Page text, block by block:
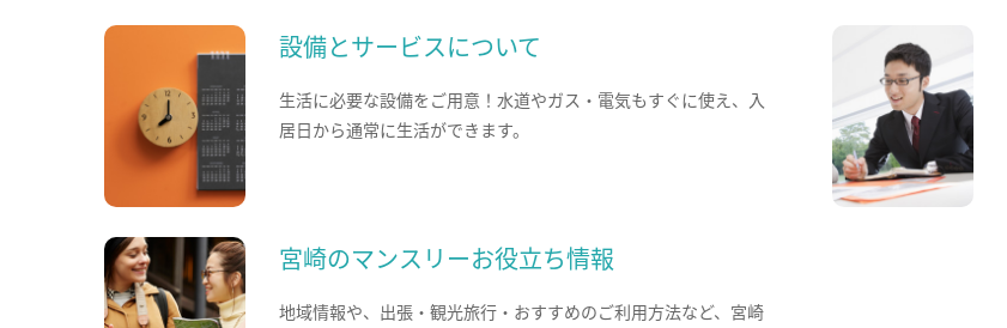
設備とサービスについて
生活に必要な設備をご用意！水道やガス・電気もすぐに使え、入
居日から通常に生活ができます。
宮崎のマンスリーお役立ち情報
地域情報や、出張・観光旅行・おすすめのご利用方法など、宮崎